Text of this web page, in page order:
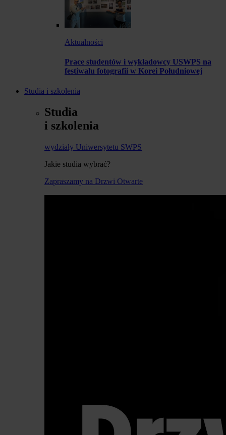
Aktualności
Prace studentów i wykładowcy USWPS na
festiwalu fotografii w Korei Południowej
Studia i szkolenia
Studia
i szkolenia
wydziały Uniwersytetu SWPS
Jakie studia wybrać?
Zapraszamy na Drzwi Otwarte